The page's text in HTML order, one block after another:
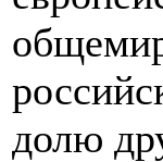
долю